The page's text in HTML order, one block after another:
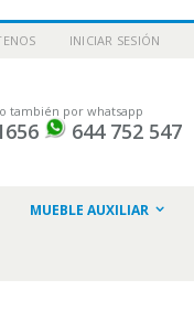
INICIAR SESIÓN
también por whatsapp
644 752 547
MUEBLE AUXILIAR